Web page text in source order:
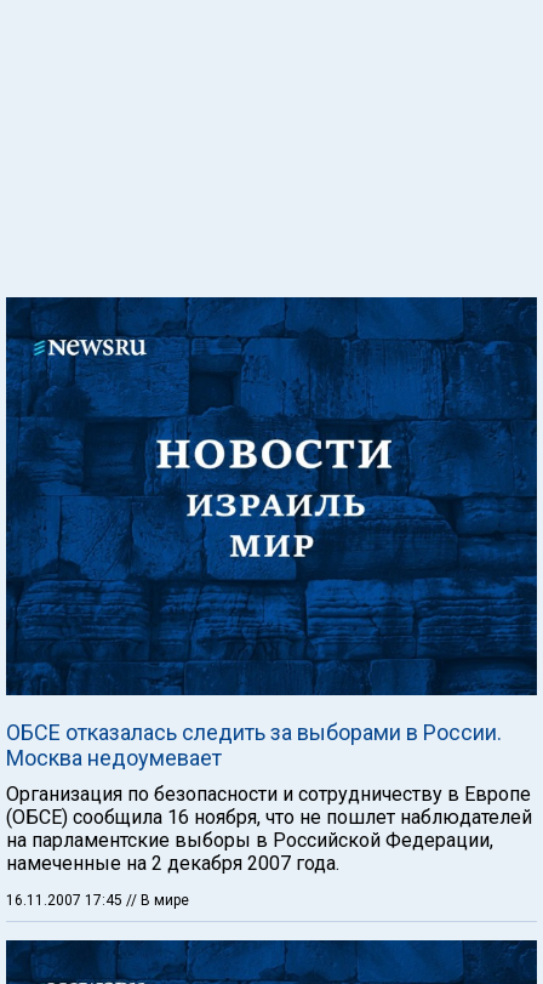
ОБСЕ отказалась следить за выборами в России.
Москва недоумевает
Организация по безопасности и сотрудничеству в Европе
(ОБСЕ) сообщила 16 ноября, что не пошлет наблюдателей
на парламентские выборы в Российской Федерации,
намеченные на 2 декабря 2007 года.
16.11.2007 17:45 // В мире